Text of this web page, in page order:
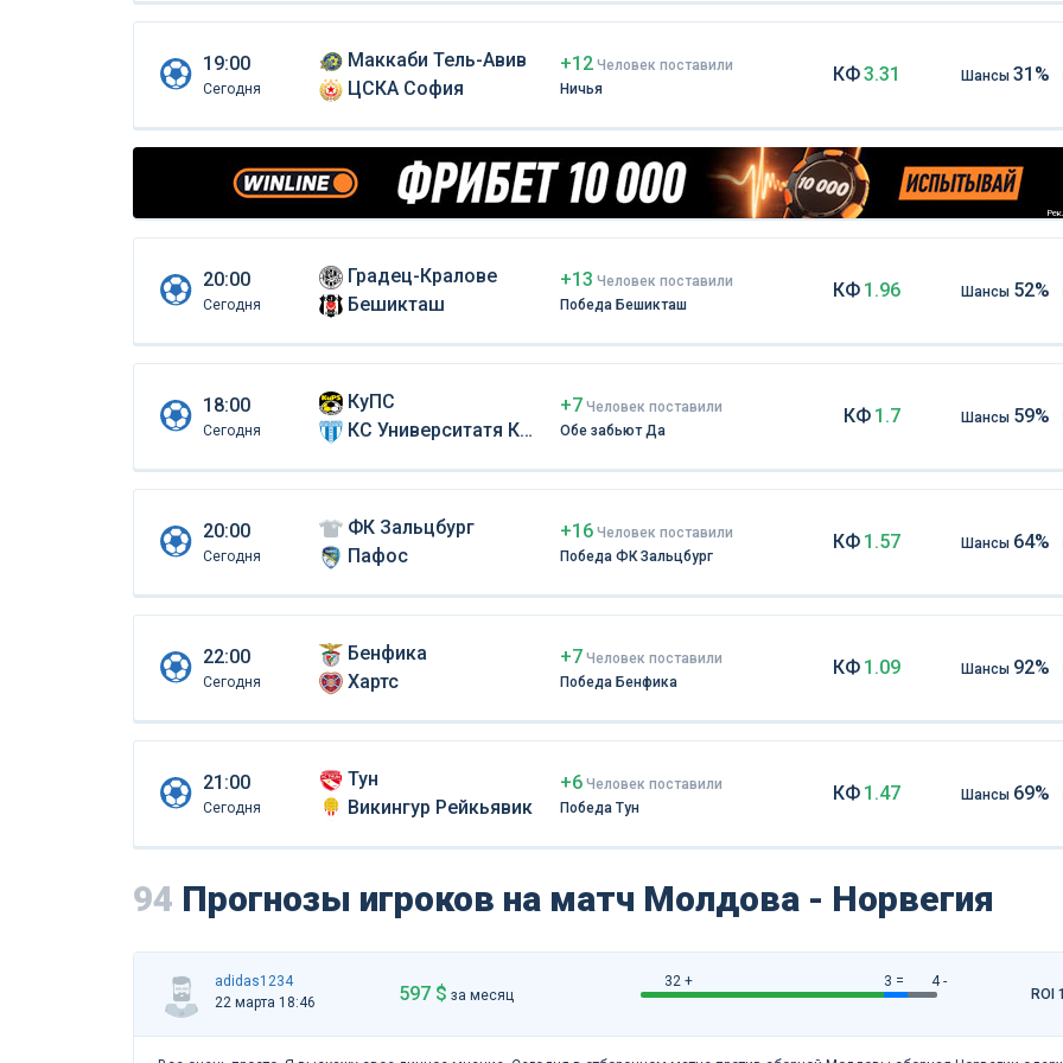
19:00
Сегодня
Маккаби Тель-Авив
ЦСКА София
+12 Человек поставили
Ничья
КФ3.31 Шансы 31%
20:00
Сегодня
Градец-Кралове
Бешикташ
+13 Человек поставили
Победа Бешикташ
КФ 1.96 Шансы 52%
18:00
Сегодня
КуПС
КС Университатя Крайова
+7 Человек поставили
Обе забьют Да
КФ 1.7 Шансы 59%
20:00
Сегодня
ФК Зальцбург
Пафос
+16 Человек поставили
Победа ФК Зальцбург
КФ 1.57 Шансы 64%
22:00
Сегодня
Бенфика
Хартс
+7 Человек поставили
Победа Бенфика
КФ 1.09 Шансы 92%
21:00
Сегодня
Тун
Викингур Рейкьявик
+6 Человек поставили
Победа Тун
КФ 1.47 Шансы 69%
94 Прогнозы игроков на матч Молдова - Норвегия
adidas1234
22 марта 18:46
597 $ за месяц
32 + 3 =
4 -
ROI